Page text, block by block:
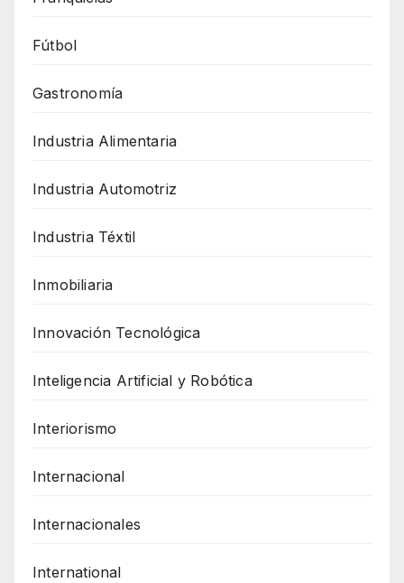
Fútbol
Gastronomía
Industria Alimentaria
Industria Automotriz
Industria Téxtil
Inmobiliaria
Innovación Tecnológica
Inteligencia Artificial y Robótica
Interiorismo
Internacional
Internacionales
International